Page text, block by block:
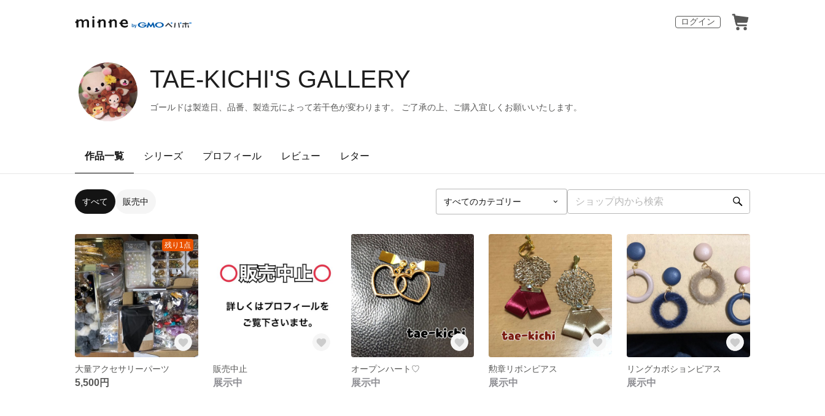
ログイン
TAE-KICHI'S GALLERY
ゴールドは製造日、品番、製造元によって若干色が変わります。 ご了承の上、ご購入宜しくお願いいたします。
作品一覧 シリーズ プロフィール レビュー レター
すべて 販売中
残り1点
大量アクセサリーパーツ
5,500円
販売中止
展示中
オープンハート♡
展示中
勲章リボンピアス
展示中
リングカボションピアス
展示中